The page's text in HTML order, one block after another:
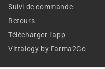
Suivi de commande
Retours
Télécharger l’app
Vittalogy by Farma2Go